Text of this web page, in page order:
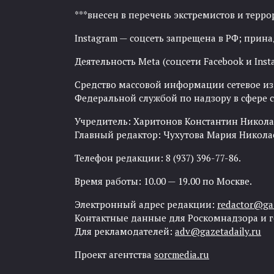
***внесен в перечень экстремистов и
Instagram — соцсеть запрещена в РФ;
Деятельность Meta (соцсети Facebook и
Средство массовой информации сетевое
Федеральной службой по надзору в
Учредитель: Харитонов Константин
Главный редактор: Чухутова Мария
Телефон редакции: 8 (937) 396-77-86.
Время работы: 10.00 — 19.00 по Москве.
Электронный адрес редакции:
Контактные данные для Роскомнадзора и
Для рекламодателей: adv@gazetadaily.ru
Проект агентства sorcmedia.ru